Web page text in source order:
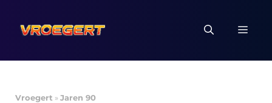
naar
inhoud
Vroegert »Jaren 90